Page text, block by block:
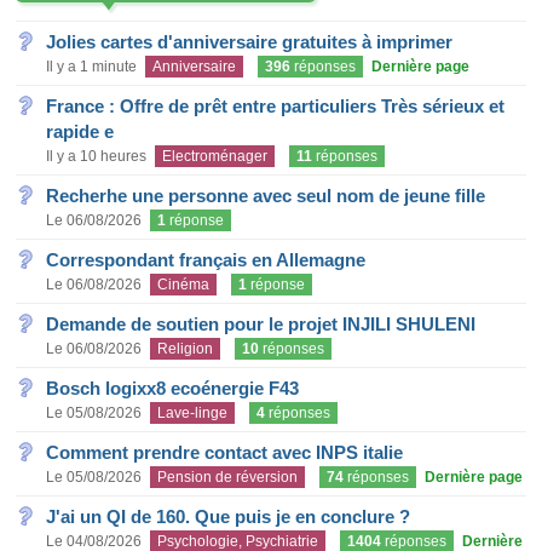
Jolies cartes d'anniversaire gratuites à imprimer
Il y a 1 minute Anniversaire 396 réponses Dernière page
France : Offre de prêt entre particuliers Très sérieux et
rapide e
Il y a 10 heures Electroménager 11 réponses
Recherhe une personne avec seul nom de jeune fille
Le 06/08/2026 1 réponse
Correspondant français en Allemagne
Le 06/08/2026 Cinéma 1 réponse
Demande de soutien pour le projet INJILI SHULENI
Le 06/08/2026 Religion 10 réponses
Bosch logixx8 ecoénergie F43
Le 05/08/2026 Lave-linge 4 réponses
Comment prendre contact avec INPS italie
Le 05/08/2026 Pension de réversion 74 réponses Dernière page
J'ai un QI de 160. Que puis je en conclure ?
Le 04/08/2026 Psychologie, Psychiatrie 1404 réponses
Dernière